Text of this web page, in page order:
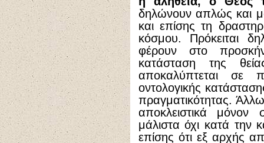
δηλώνουν απλώς και
και επίσης τη
κόσμου. Πρόκειται
φέρουν στο
κατάσταση της
αποκαλύπτεται σε
οντολογικής
πραγματικότητας.
αποκλειστικά μόνον
μάλιστα όχι κατά την
επίσης ότι εξ αρχής